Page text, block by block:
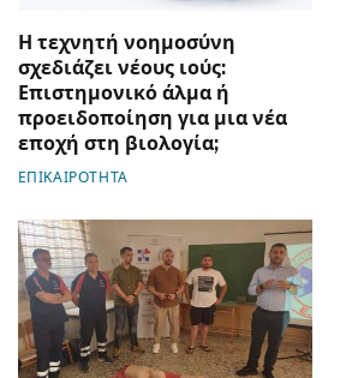
Η τεχνητή νοημοσύνη
σχεδιάζει νέους ιούς:
Επιστημονικό άλμα ή
προειδοποίηση για μια νέα
εποχή στη βιολογία;
ΕΠΙΚΑΙΡΟΤΗΤΑ